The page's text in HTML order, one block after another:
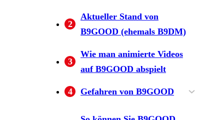
2
Aktueller Stand von
B9GOOD (ehemals B9DM)
3
Wie man animierte Videos
auf B9GOOD abspielt
4 Gefahren von B9GOOD